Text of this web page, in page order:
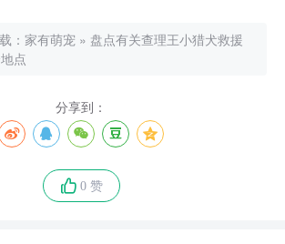
： 家有萌宠 » 盘点有关查理王小猎犬救援
点
分享到：
0 赞